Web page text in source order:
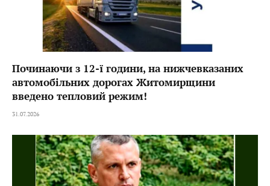
Починаючи з 12-ї години, на нижчевказаних
автомобільних дорогах Житомирщини
введено тепловий режим!
31.07.2026